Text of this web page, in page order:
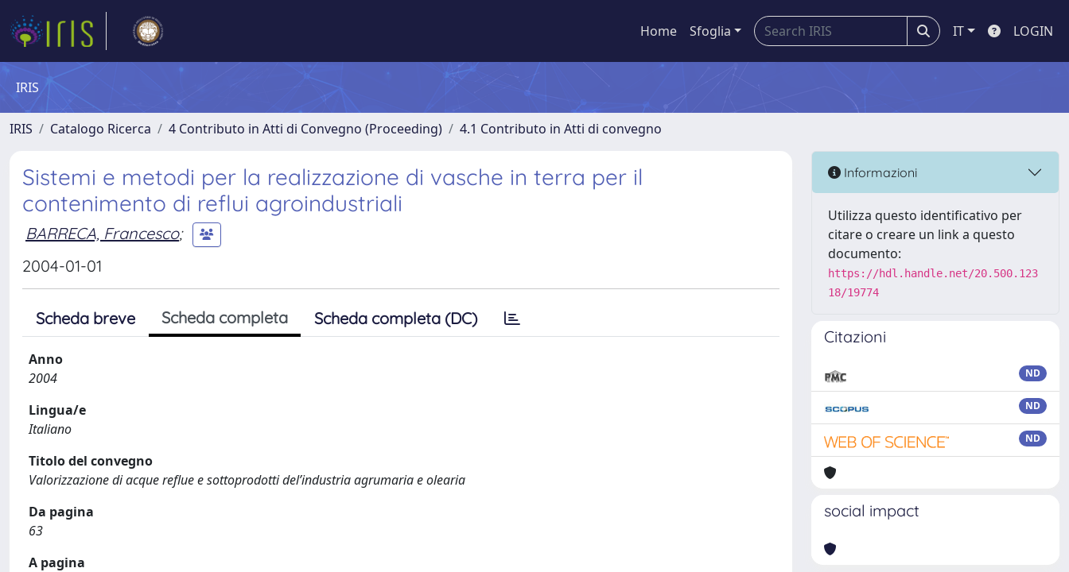
Home Sfoglia IT LOGIN
IRIS
IRIS Catalogo Ricerca 4 Contributo in Atti di Convegno (Proceeding) 4.1 Contributo in Atti di convegno
Sistemi e metodi per la realizzazione di vasche in terra per il
contenimento di reflui agroindustriali
BARRECA, Francesco;
2004-01-01
Scheda breve Scheda completa Scheda completa (DC)
Anno
2004
Lingua/e
Italiano
Titolo del convegno
Valorizzazione di acque reflue e sottoprodotti del’industria agrumaria e olearia
Da pagina
63
A pagina
Informazioni
Utilizza questo identificativo per
citare o creare un link a questo
documento:
https://hdl.handle.net/20.500.123
18/19774
Citazioni
ND
ND
ND
social impact